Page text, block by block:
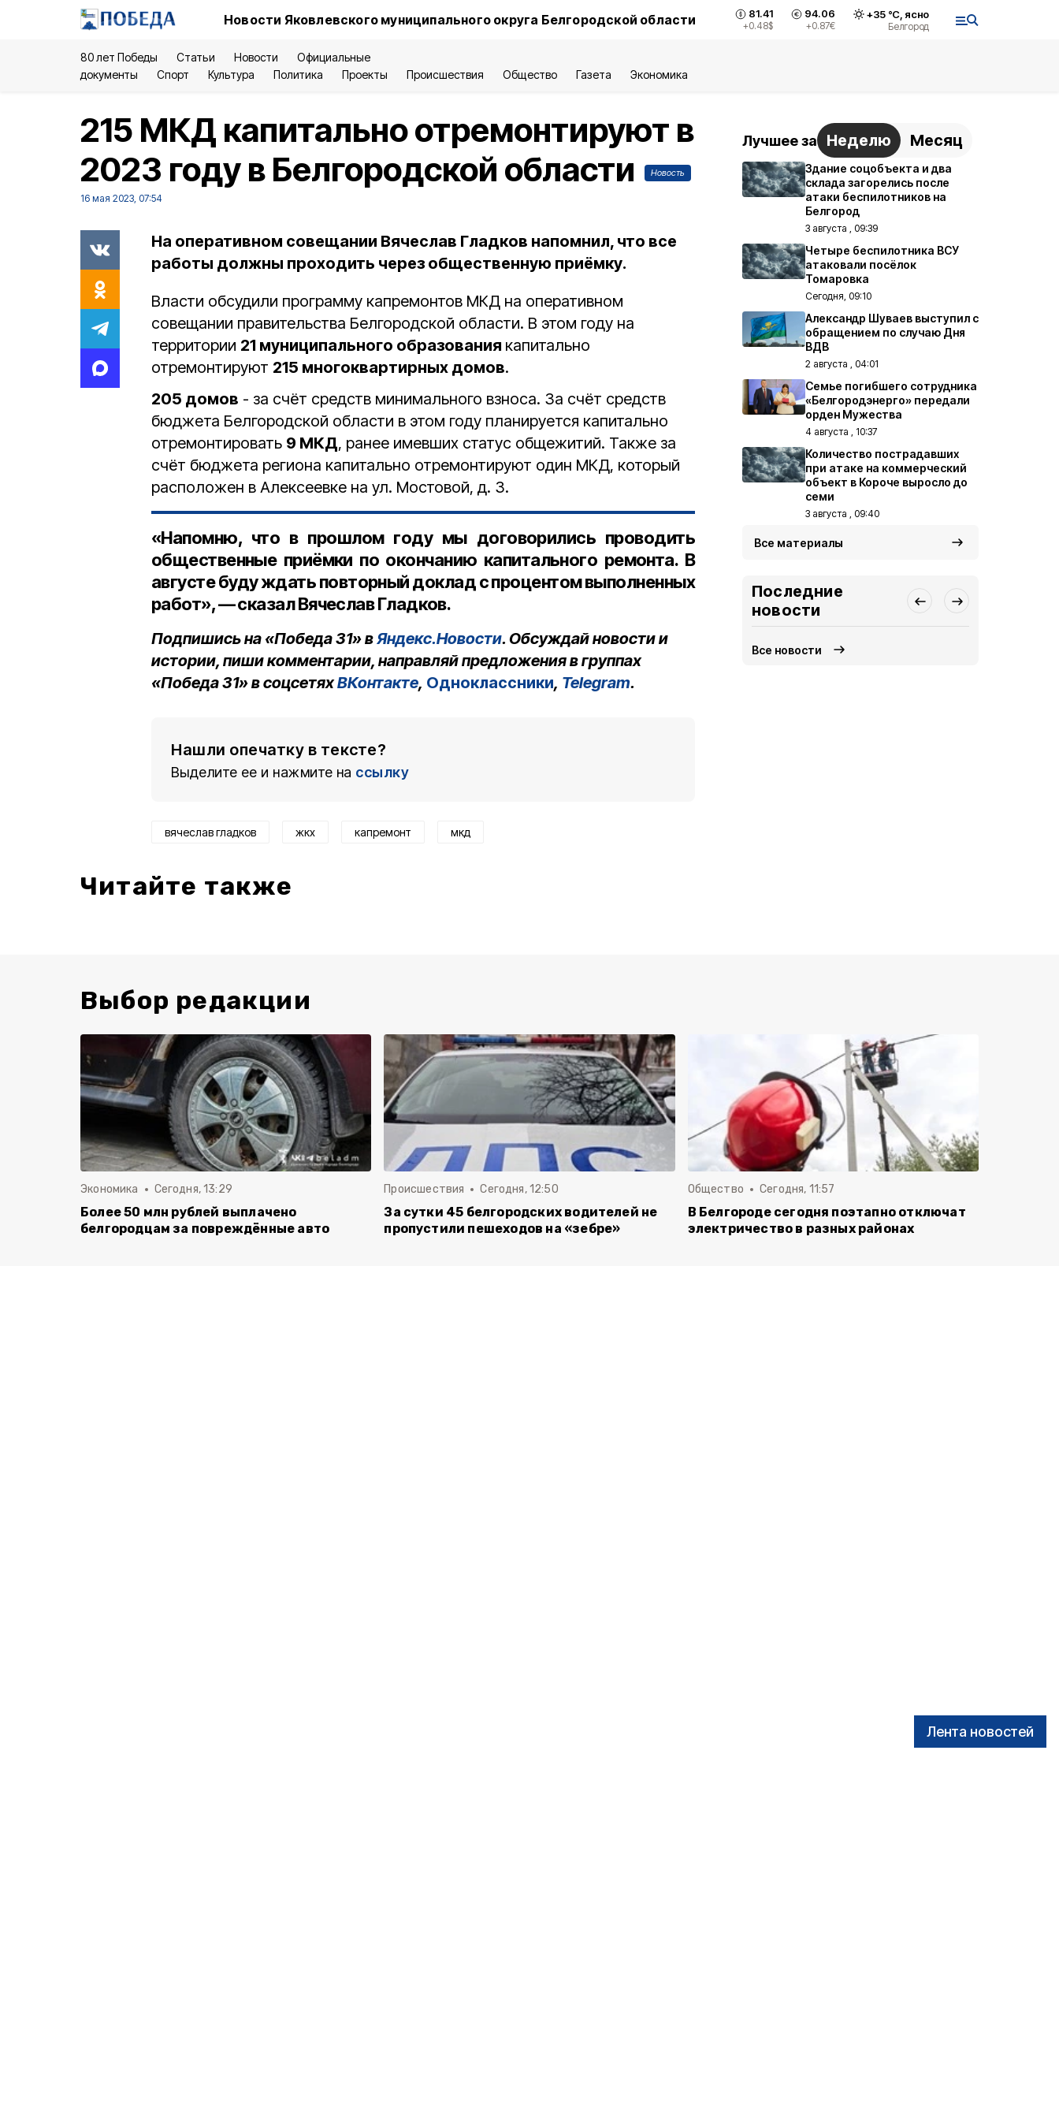
Новости Яковлевского муниципального округа Белгородской области 81.41
+0.48$
94.06
+0.87€
+35°С, ясно
Белгород
80 лет Победы Статьи Новости
Официальные
документы
Спорт Культура Политика Проекты Происшествия Общество Газета Экономика
Лента новостей
215 МКД капитально отремонтируют в
2023 году в Белгородской области
Новость
16 мая 2023, 07:54
На оперативном совещании Вячеслав Гладков напомнил, что все
работы должны проходить через общественную приёмку.
Власти обсудили программу капремонтов МКД на оперативном
совещании правительства Белгородской области. В этом году на
территории 21 муниципального образования капитально
отремонтируют 215 многоквартирных домов.
205 домов - за счёт средств минимального взноса. За счёт средств
бюджета Белгородской области в этом году планируется капитально
отремонтировать 9 МКД, ранее имевших статус общежитий. Также за
счёт бюджета региона капитально отремонтируют один МКД, который
расположен в Алексеевке на ул. Мостовой, д. 3.
«Напомню, что в прошлом году мы договорились проводить
общественные приёмки по окончанию капитального ремонта. В
августе буду ждать повторный доклад с процентом выполненных
работ», — сказал Вячеслав Гладков.
Подпишись на «Победа 31» вЯндекс.Новости. Обсуждай новости и
истории, пиши комментарии, направляй предложения в группах
«Победа 31» в соцсетяхВКонтакте, Одноклассники, Telegram.
Нашли опечатку в тексте?
Выделите ее и нажмите на ссылку
вячеслав гладков жкх капремонт мкд
Читайте также
Лучшее за Неделю Месяц
Здание соцобъекта и два
склада загорелись после
атаки беспилотников на
Белгород
3 августа , 09:39
Четыре беспилотника ВСУ
атаковали посёлок
Томаровка
Сегодня, 09:10
Александр Шуваев выступил с
обращением по случаю Дня
ВДВ
2 августа , 04:01
Семье погибшего сотрудника
«Белгородэнерго» передали
орден Мужества
4 августа , 10:37
Количество пострадавших
при атаке на коммерческий
объект в Короче выросло до
семи
3 августа , 09:40
Все материалы
Последние
новости
Все новости
Выбор редакции
Экономика Сегодня, 13:29
Более 50 млн рублей выплачено
белгородцам за повреждённые авто
Происшествия Сегодня, 12:50
За сутки 45 белгородских водителей не
пропустили пешеходов на «зебре»
Общество Сегодня, 11:57
В Белгороде сегодня поэтапно отключат
электричество в разных районах